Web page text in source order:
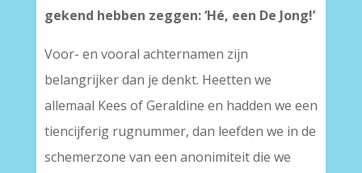
gekend hebben zeggen: ‘Hé, een De Jong!’
Voor- en vooral achternamen zijn
belangrijker dan je denkt. Heetten we
allemaal Kees of Geraldine en hadden we een
tiencijferig rugnummer, dan leefden we in de
schemerzone van een anonimiteit die we